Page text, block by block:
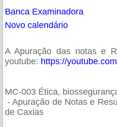
Banca Examinadora
Novo calendário
A Apuração das notas e
youtube: https://
MC-003 Ética,
- Apuração de Notas e
de Caxias